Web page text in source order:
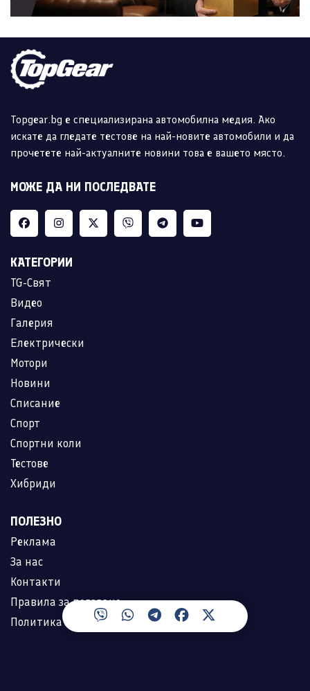
Topgear.bg е специализирана автомобилна медия. Ако
искате да гледате тестове на най-новите автомобили и да
прочетете най-актуалните новини това е вашето място.
МОЖЕ ДА НИ ПОСЛЕДВАТЕ
КАТЕГОРИИ
TG-Свят
Видео
Галерия
Електрически
Мотори
Новини
Списание
Спорт
Спортни коли
Тестове
Хибриди
ПОЛЕЗНО
Реклама
За нас
Контакти
Правила за ползване
Политика за лични данни